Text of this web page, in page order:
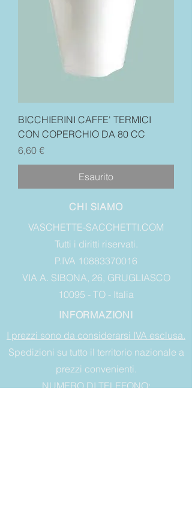
BICCHIERINI CAFFE' TERMICI
CON COPERCHIO DA 80 CC
Prezzo
6,60 €
Esaurito
CHI SIAMO
VASCHETTE-SACCHETTI.COM
Tutti i diritti riservati.
P.IVA 10883370016
VIA A. SIBONA, 26, GRUGLIASCO
10095 - TO - Italia
INFORMAZIONI
I prezzi sono da considerarsi IVA esclusa.
Spedizioni su tutto il territorio nazionale a
prezzi convenienti.
NUMERO DI TELEFONO: